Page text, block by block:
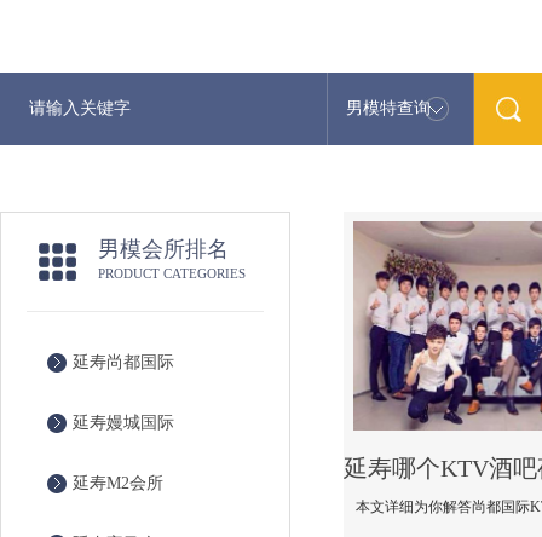
男模特查询 最新男
男模会所排名
PRODUCT CATEGORIES
延寿尚都国际
延寿嫚城国际
延寿M2会所